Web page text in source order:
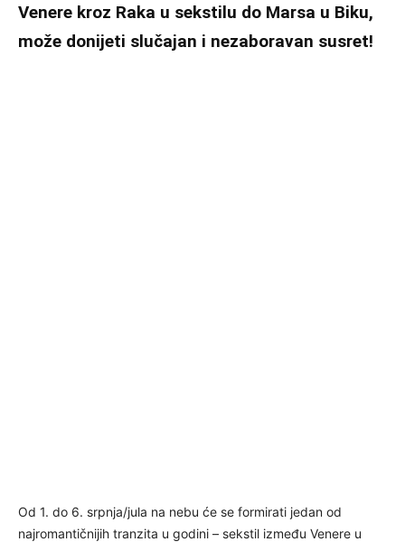
Venere kroz Raka u sekstilu do Marsa u Biku,
može donijeti slučajan i nezaboravan susret!
Od 1. do 6. srpnja/jula na nebu će se formirati jedan od
najromantičnijih tranzita u godini – sekstil između Venere u